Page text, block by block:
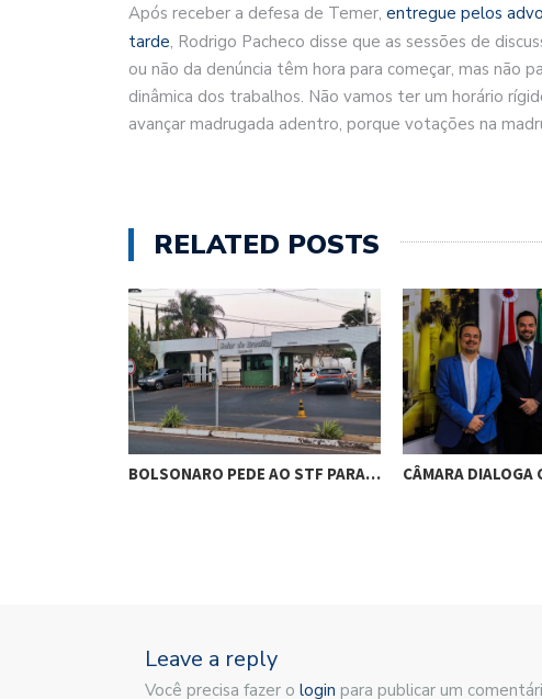
Após receber a defesa de Temer, entregue pelos
tarde, Rodrigo Pacheco disse que as sessões de
ou não da denúncia têm hora para começar, mas não
dinâmica dos trabalhos. Não vamos ter um horário
avançar madrugada adentro, porque votações na
RELATED POSTS
BOLSONARO PEDE AO STF PARA… CÂMARA DIALOGA
Leave a reply
Você precisa fazer o login para publicar um